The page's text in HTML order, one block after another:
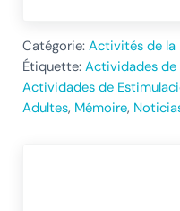
Catégorie: Activités de la
Étiquette: Actividades
Actividades de
Adultes, Mémoire,